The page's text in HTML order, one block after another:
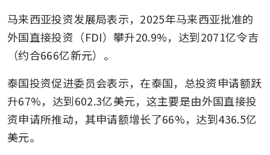
马来西亚投资发展局表示，2025年马来西亚批准的
外国直接投资（FDI）攀升20.9%，达到2071亿令吉
（约合666亿新元）。
泰国投资促进委员会表示，在泰国，总投资申请额跃
升67%，达到602.3亿美元，这主要是由外国直接投
资申请所推动，其申请额增长了66%，达到436.5亿
美元。